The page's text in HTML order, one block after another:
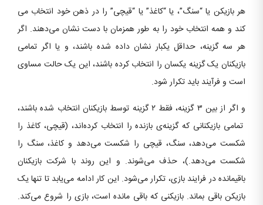
هر بازیکن یا “سنگ”، یا “کاغذ” یا “قیچی” را در ذهن خود انتخاب می
کند و همه انتخاب خود را به طور همزمان با دست نشان می‌دهند. اگر
هر سه گزینه، حداقل یکبار نشان داده شده باشند، و یا اگر تمامی
بازیکنان یک گزینه یکسان را انتخاب کرده باشند، این یک حالت مساوی
است و فرآیند باید تکرار شود.
و اگر از بین ۳ گزینه، فقط ۲ گزینه توسط بازیکنان انتخاب شده باشند،
تمامی بازیکنانی که گزینه‌ی بازنده را انتخاب کرده‌اند، (قیچی، کاغذ را
شکست می‌دهد، سنگ، قیچی را شکست می‌دهد و کاغذ، سنگ را
شکست می‌دهد.)، حذف می‌شوند. و این روند با شرکت بازیکنان
باقیمانده در فرایند بازی، تکرار می‌شود. این کار ادامه می‌یابد تا تنها یک
بازیکن باقی بماند. بازیکنی که باقی مانده است، بازی را شروع می‌کند.